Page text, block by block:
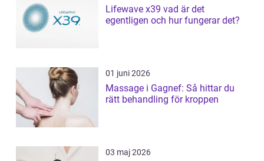
Lifewave x39 vad är det
egentligen och hur fungerar det?
01 juni 2026
Massage i Gagnef: Så hittar du
rätt behandling för kroppen
03 maj 2026